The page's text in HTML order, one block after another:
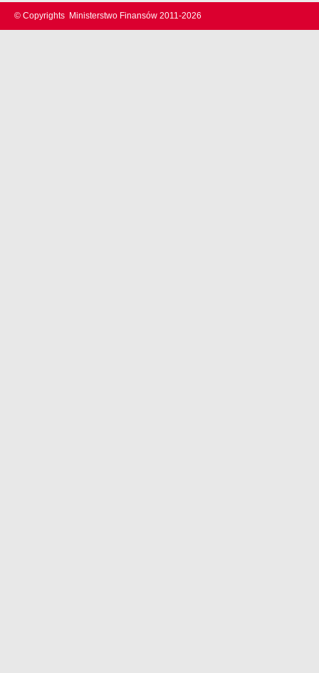
© Copyrights Ministerstwo Finansów 2011-2026